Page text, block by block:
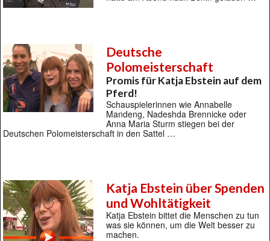
Deutsche
Polomeisterschaft
Promis für Katja Ebstein auf dem
Pferd!
Schauspielerinnen wie Annabelle
Mandeng, Nadeshda Brennicke oder
Anna Maria Sturm stiegen bei der
Deutschen Polomeisterschaft in den Sattel …
Katja Ebstein über Spenden
und Wohltätigkeit
Katja Ebstein bittet die Menschen zu tun
was sie können, um die Welt besser zu
machen.